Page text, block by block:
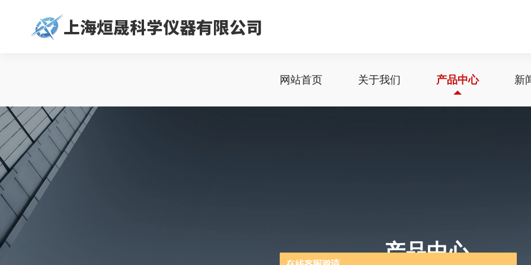
网站首页 关于我们 产品中心 新
产品中心